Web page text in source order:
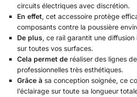
circuits électriques avec discrétion.
En effet, cet accessoire protège
composants contre la poussière
De plus, ce rail garantit une diffusion
sur toutes vos surfaces.
Cela permet de réaliser des lignes
professionnelles très esthétiques.
Grâce à sa conception soignée, ce
l’éclairage sur toute sa longueur